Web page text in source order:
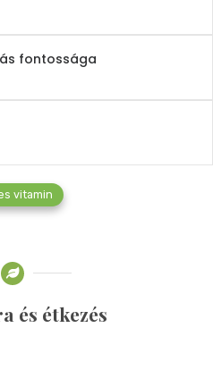
fontossága
vitamin
és étkezés